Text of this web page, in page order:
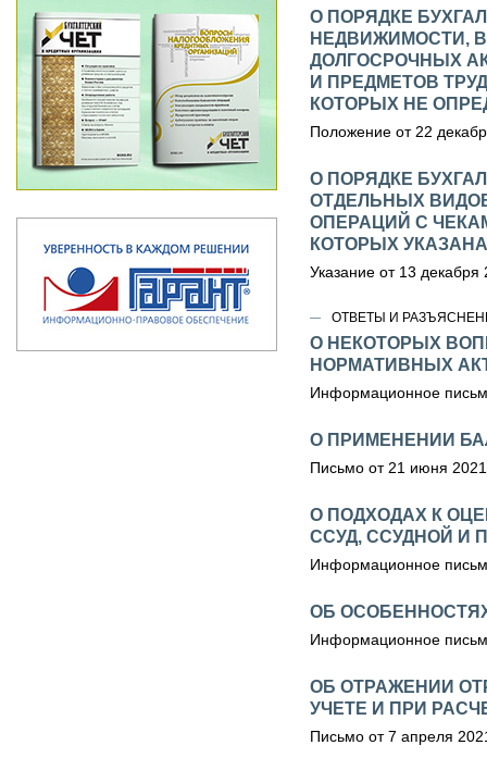
О ПОРЯДКЕ
НЕДВИЖИМОСТИ,
ДОЛГОСРОЧНЫХ
И ПРЕДМЕТОВ
КОТОРЫХ НЕ
Положение от 22
О ПОРЯДКЕ
ОТДЕЛЬНЫХ
ОПЕРАЦИЙ С
КОТОРЫХ
Указание от 13
ОТВЕТЫ И
О НЕКОТОРЫХ
НОРМАТИВНЫХ
Информационное
О ПРИМЕНЕНИИ
Письмо от 21 июня
О ПОДХОДАХ К
ССУД, ССУДНОЙ И
Информационное
ОБ
Информационное
ОБ ОТРАЖЕНИИ
УЧЕТЕ И ПРИ
Письмо от 7 апреля